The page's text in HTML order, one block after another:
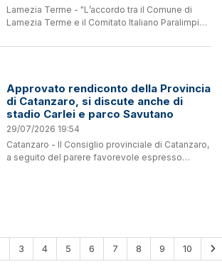
Lamezia Terme - "L’accordo tra il Comune di
Lamezia Terme e il Comitato Italiano Paralimpico
come le pari opportunità possano tradursi in
Approvato rendiconto della Provincia
di Catanzaro, si discute anche di
stadio Carlei e parco Savutano
29/07/2026 19:54
Catanzaro - Il Consiglio provinciale di Catanzaro,
a seguito del parere favorevole espresso
3 4 5 6 7 8 9 10